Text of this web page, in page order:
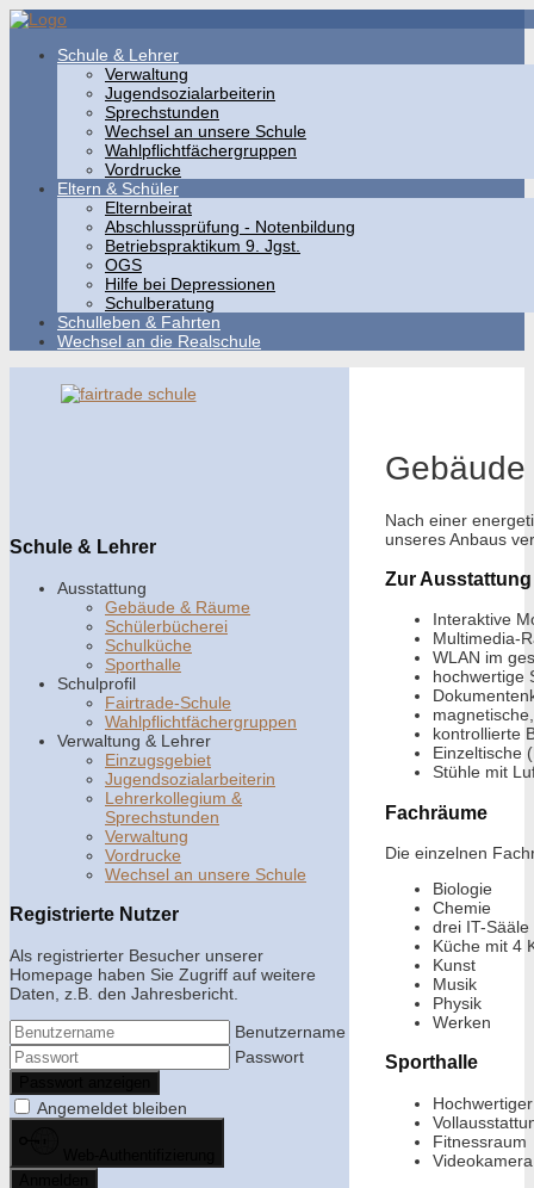
Schule & Lehrer
Verwaltung
Jugendsozialarbeiterin
Sprechstunden
Wechsel an unsere Schule
Wahlpflichtfächergruppen
Vordrucke
Eltern & Schüler
Elternbeirat
Abschlussprüfung - Notenbildung
Betriebspraktikum 9. Jgst.
OGS
Hilfe bei Depressionen
Schulberatung
Schulleben & Fahrten
Wechsel an die Realschule
Schule & Lehrer
Ausstattung
Gebäude & Räume
Schülerbücherei
Schulküche
Sporthalle
Schulprofil
Fairtrade-Schule
Wahlpflichtfächergruppen
Verwaltung & Lehrer
Einzugsgebiet
Jugendsozialarbeiterin
Lehrerkollegium &
Sprechstunden
Verwaltung
Vordrucke
Wechsel an unsere Schule
Registrierte Nutzer
Als registrierter Besucher unserer
Homepage haben Sie Zugriff auf weitere
Daten, z.B. den Jahresbericht.
Benutzername
Passwort
Angemeldet bleiben
Nach einer
unseres Anbaus
Zur
Interaktive
Multimedia-
WLAN im
hochwertige
kontrollierte
Einzeltische
Stühle mit
Fachräume
Die einzelnen
Biologie
Chemie
drei IT-Sääle
Küche mit 4
Kunst
Musik
Physik
Werken
Sporthalle
Fitnessraum